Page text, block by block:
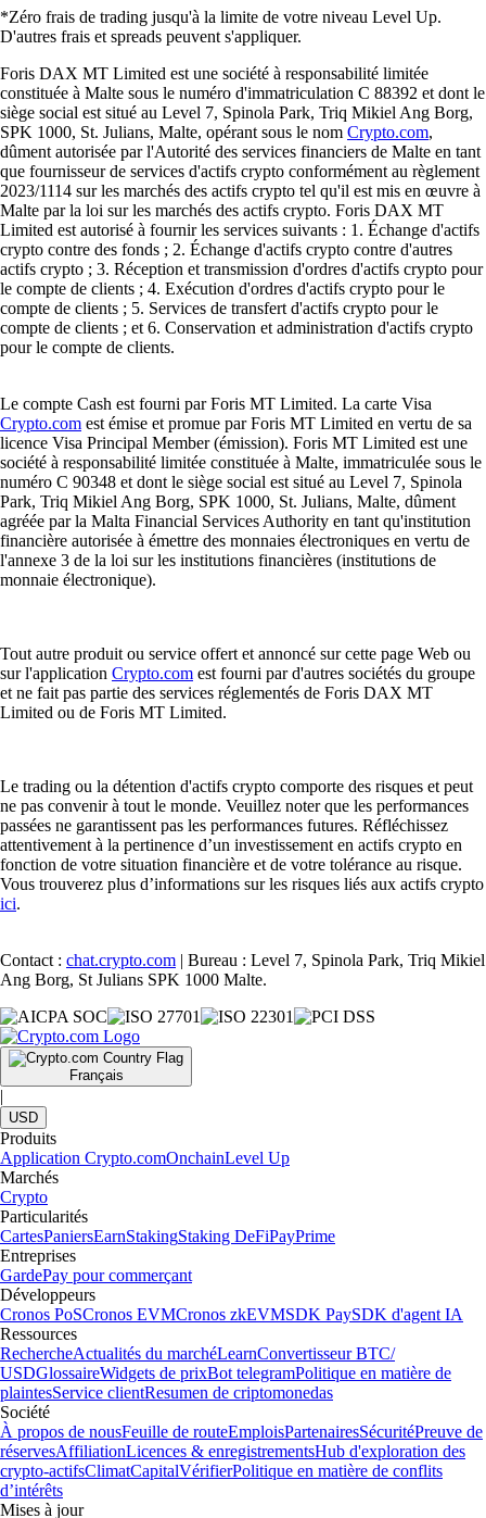
*Zéro frais de trading jusqu'à la limite de votre niveau Level Up.
D'autres frais et spreads peuvent s'appliquer.
Foris DAX MT Limited est une société à responsabilité limitée
constituée à Malte sous le numéro d'immatriculation C 88392 et dont le
siège social est situé au Level 7, Spinola Park, Triq Mikiel Ang Borg,
SPK 1000, St. Julians, Malte, opérant sous le nom Crypto.com,
dûment autorisée par l'Autorité des services financiers de Malte en tant
que fournisseur de services d'actifs crypto conformément au règlement
2023/1114 sur les marchés des actifs crypto tel qu'il est mis en œuvre à
Malte par la loi sur les marchés des actifs crypto. Foris DAX MT
Limited est autorisé à fournir les services suivants : 1. Échange d'actifs
crypto contre des fonds ; 2. Échange d'actifs crypto contre d'autres
actifs crypto ; 3. Réception et transmission d'ordres d'actifs crypto pour
le compte de clients ; 4. Exécution d'ordres d'actifs crypto pour le
compte de clients ; 5. Services de transfert d'actifs crypto pour le
compte de clients ; et 6. Conservation et administration d'actifs crypto
pour le compte de clients.
Le compte Cash est fourni par Foris MT Limited. La carte Visa
Crypto.com est émise et promue par Foris MT Limited en vertu de sa
licence Visa Principal Member (émission). Foris MT Limited est une
société à responsabilité limitée constituée à Malte, immatriculée sous le
numéro C 90348 et dont le siège social est situé au Level 7, Spinola
Park, Triq Mikiel Ang Borg, SPK 1000, St. Julians, Malte, dûment
agréée par la Malta Financial Services Authority en tant qu'institution
financière autorisée à émettre des monnaies électroniques en vertu de
l'annexe 3 de la loi sur les institutions financières (institutions de
monnaie électronique).
Tout autre produit ou service offert et annoncé sur cette page Web ou
sur l'application Crypto.com est fourni par d'autres sociétés du groupe
et ne fait pas partie des services réglementés de Foris DAX MT
Limited ou de Foris MT Limited.
Le trading ou la détention d'actifs crypto comporte des risques et peut
ne pas convenir à tout le monde. Veuillez noter que les performances
passées ne garantissent pas les performances futures. Réfléchissez
attentivement à la pertinence d’un investissement en actifs crypto en
fonction de votre situation financière et de votre tolérance au risque.
Vous trouverez plus d’informations sur les risques liés aux actifs crypto
ici.
Contact : chat.crypto.com | Bureau : Level 7, Spinola Park, Triq Mikiel
Ang Borg, St Julians SPK 1000 Malte.
Français
|
USD
Produits
Application Crypto.comOnchainLevel Up
Marchés
Crypto
Particularités
CartesPaniersEarnStakingStaking DeFiPayPrime
Entreprises
GardePay pour commerçant
Développeurs
Cronos PoSCronos EVMCronos zkEVMSDK PaySDK d'agent IA
Ressources
RechercheActualités du marchéLearnConvertisseur BTC/
USDGlossaireWidgets de prixBot telegramPolitique en matière de
plaintesService clientResumen de criptomonedas
Société
À propos de nousFeuille de routeEmploisPartenairesSécuritéPreuve de
réservesAffiliationLicences & enregistrementsHub d'exploration des
crypto-actifsClimatCapitalVérifierPolitique en matière de conflits
d’intérêts
Mises à jour